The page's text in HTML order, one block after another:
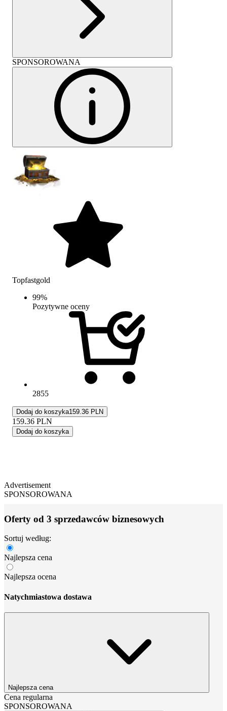
SPONSOROWANA
Topfastgold
99%
Pozytywne oceny
2855
Dodaj do koszyka159.36 PLN
159.36 PLN
Dodaj do koszyka
Advertisement
SPONSOROWANA
Oferty od 3 sprzedawców biznesowych
Sortuj według:
Najlepsza cena
Najlepsza ocena
Natychmiastowa dostawa
Najlepsza cena
Cena regularna
SPONSOROWANA